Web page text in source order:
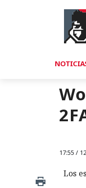
17:55 /
Los